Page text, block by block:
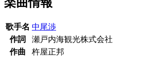
歌手名 中尾渉
作詞
瀬戸内海観光株式会社
作曲
杵屋正邦